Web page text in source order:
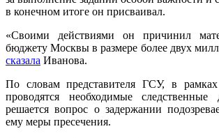
в конечном итоге он присваивал.
«Своими действиями он причинил
бюджету Москвы в размере более двух
сказала Иванова.
По словам представителя ГСУ, в рамках
проводятся необходимые следственные
решается вопрос о задержании
ему меры пресечения.